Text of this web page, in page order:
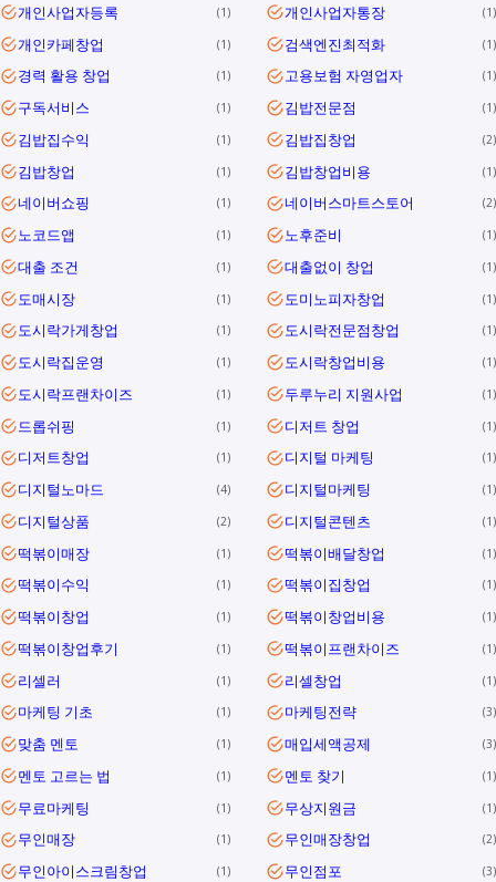
개인사업자등록 1 개인사업자통장 1
개인카페창업 1 검색엔진최적화 1
경력 활용 창업 1 고용보험 자영업자 1
구독서비스 1 김밥전문점 1
김밥집수익 1 김밥집창업 2
김밥창업 1 김밥창업비용 1
네이버쇼핑 1 네이버스마트스토어 2
노코드앱 1 노후준비 1
대출 조건 1 대출없이 창업 1
도매시장 1 도미노피자창업 1
도시락가게창업 1 도시락전문점창업 1
도시락집운영 1 도시락창업비용 1
도시락프랜차이즈 1 두루누리 지원사업 1
드롭쉬핑 1 디저트 창업 1
디저트창업 1 디지털 마케팅 1
디지털노마드 4 디지털마케팅 1
디지털상품 2 디지털콘텐츠 1
떡볶이매장 1 떡볶이배달창업 1
떡볶이수익 1 떡볶이집창업 1
떡볶이창업 1 떡볶이창업비용 1
떡볶이창업후기 1 떡볶이프랜차이즈 1
리셀러 1 리셀창업 1
마케팅 기초 1 마케팅전략 3
맞춤 멘토 1 매입세액공제 3
멘토 고르는 법 1 멘토 찾기 1
무료마케팅 1 무상지원금 1
무인매장 1 무인매장창업 2
무인아이스크림창업 1 무인점포 3